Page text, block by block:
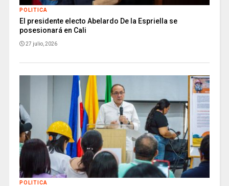
POLITICA
El presidente electo Abelardo De la Espriella se
posesionará en Cali
27 julio, 2026
POLITICA